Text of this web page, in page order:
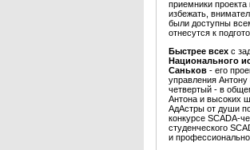
приемники
избежать,
были доступны
отнесутся к
Быстрее всех с
Национального
Саньков - его
управления Антону
четвертый - в
Антона и высоких
АдАстры от души
конкурсе SCADA-
студенческого
и